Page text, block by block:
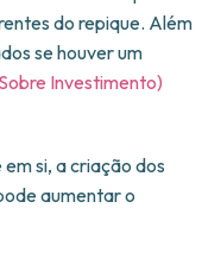
do repique. Além
se houver um
Investimento)
si, a criação dos
aumentar o